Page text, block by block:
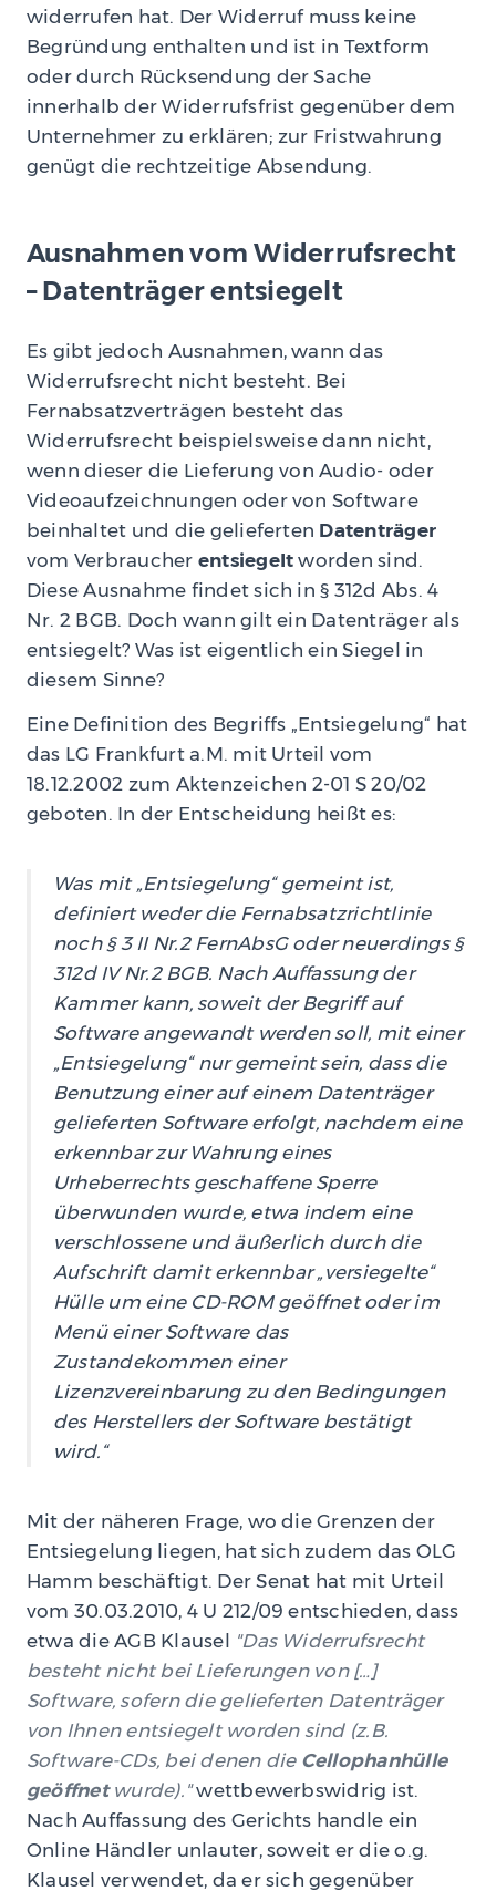
widerrufen hat. Der Widerruf muss keine
Begründung enthalten und ist in Textform
oder durch Rücksendung der Sache
innerhalb der Widerrufsfrist gegenüber dem
Unternehmer zu erklären; zur Fristwahrung
genügt die rechtzeitige Absendung.
Ausnahmen vom Widerrufsrecht
– Datenträger entsiegelt
Es gibt jedoch Ausnahmen, wann das
Widerrufsrecht nicht besteht. Bei
Fernabsatzverträgen besteht das
Widerrufsrecht beispielsweise dann nicht,
wenn dieser die Lieferung von Audio- oder
Videoaufzeichnungen oder von Software
beinhaltet und die gelieferten Datenträger
vom Verbraucher entsiegelt worden sind.
Diese Ausnahme findet sich in § 312d Abs. 4
Nr. 2 BGB. Doch wann gilt ein Datenträger als
entsiegelt? Was ist eigentlich ein Siegel in
diesem Sinne?
Eine Definition des Begriffs „Entsiegelung“ hat
das LG Frankfurt a.M. mit Urteil vom
18.12.2002 zum Aktenzeichen 2-01 S 20/02
geboten. In der Entscheidung heißt es:
Was mit „Entsiegelung“ gemeint ist,
definiert weder die Fernabsatzrichtlinie
noch § 3 II Nr.2 FernAbsG oder neuerdings §
312d IV Nr.2 BGB. Nach Auffassung der
Kammer kann, soweit der Begriff auf
Software angewandt werden soll, mit einer
„Entsiegelung“ nur gemeint sein, dass die
Benutzung einer auf einem Datenträger
gelieferten Software erfolgt, nachdem eine
erkennbar zur Wahrung eines
Urheberrechts geschaffene Sperre
überwunden wurde, etwa indem eine
verschlossene und äußerlich durch die
Aufschrift damit erkennbar „versiegelte“
Hülle um eine CD-ROM geöffnet oder im
Menü einer Software das
Zustandekommen einer
Lizenzvereinbarung zu den Bedingungen
des Herstellers der Software bestätigt
wird.“
Mit der näheren Frage, wo die Grenzen der
Entsiegelung liegen, hat sich zudem das OLG
Hamm beschäftigt. Der Senat hat mit Urteil
vom 30.03.2010, 4 U 212/09 entschieden, dass
etwa die AGB Klausel Das Widerrufsrecht
besteht nicht bei Lieferungen von […]
Software, sofern die gelieferten Datenträger
von Ihnen entsiegelt worden sind (z.B.
Software-CDs, bei denen die Cellophanhülle
geöffnetwurde). wettbewerbswidrig ist.
Nach Auffassung des Gerichts handle ein
Online Händler unlauter, soweit er die o.g.
Klausel verwendet, da er sich gegenüber